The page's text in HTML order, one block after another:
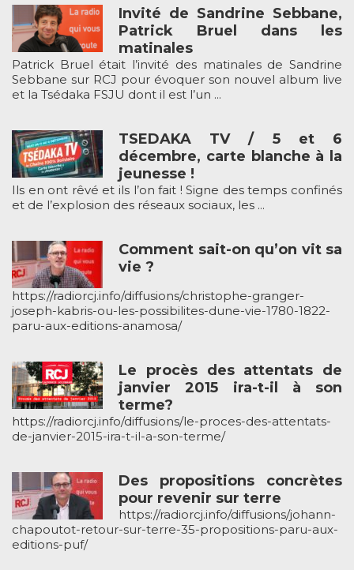
Invité de Sandrine Sebbane,
Patrick Bruel dans les
matinales
Patrick Bruel était l’invité des matinales de Sandrine
Sebbane sur RCJ pour évoquer son nouvel album live
et la Tsédaka FSJU dont il est l’un ...
TSEDAKA TV / 5 et 6
décembre, carte blanche à la
jeunesse !
Ils en ont rêvé et ils l’on fait ! Signe des temps confinés
et de l’explosion des réseaux sociaux, les ...
Comment sait-on qu’on vit sa
vie ?
https://radiorcj.info/diffusions/christophe-granger-
joseph-kabris-ou-les-possibilites-dune-vie-1780-1822-
paru-aux-editions-anamosa/
Le procès des attentats de
janvier 2015 ira-t-il à son
terme?
https://radiorcj.info/diffusions/le-proces-des-attentats-
de-janvier-2015-ira-t-il-a-son-terme/
Des propositions concrètes
pour revenir sur terre
https://radiorcj.info/diffusions/johann-
chapoutot-retour-sur-terre-35-propositions-paru-aux-
editions-puf/